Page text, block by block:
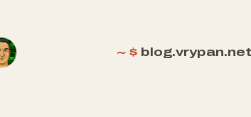
blog.vrypan.net